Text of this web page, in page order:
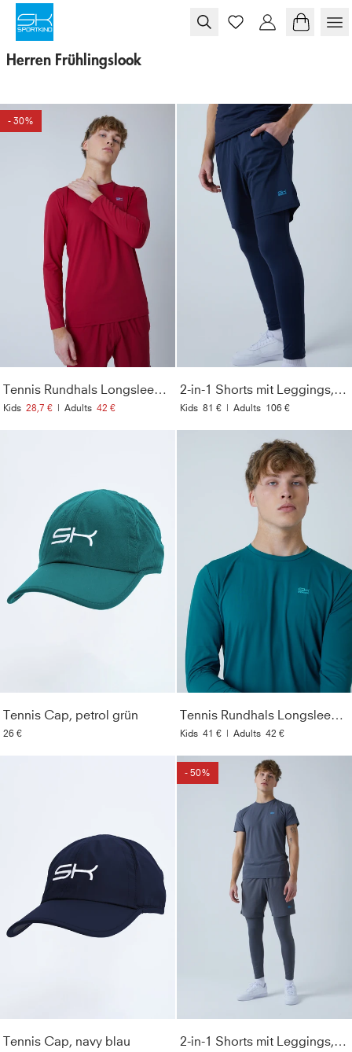
Herren Frühlingslook
- 30%
Tennis Rundhals Longsleeve Shirt, bordeaux rot
Kids 28,7 € | Adults 42 €
2-in-1 Shorts mit Leggings, navy blau
Kids 81 € | Adults 106 €
Tennis Cap, petrol grün
26 €
Tennis Rundhals Longsleeve Shirt, petrol grün
Kids 41 € | Adults 42 €
Tennis Cap, navy blau
- 50%
2-in-1 Shorts mit Leggings, grau